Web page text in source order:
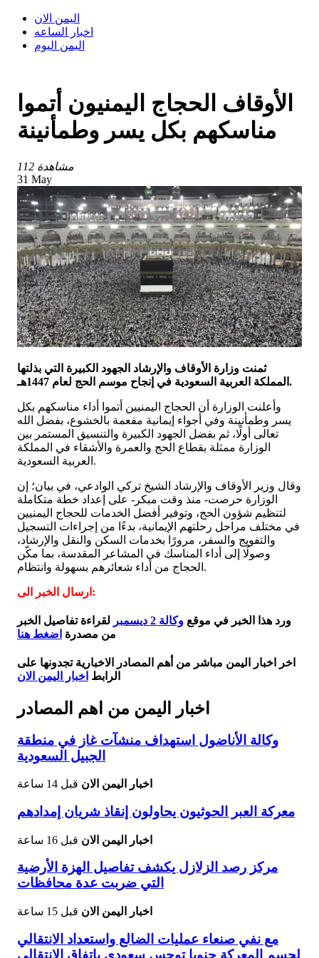
اليمن الان
اخبار الساعه
اليمن اليوم
الأوقاف الحجاج اليمنيون أتموا
مناسكهم بكل يسر وطمأنينة
112 مشاهدة
31 May
ثمنت وزارة الأوقاف والإرشاد الجهود الكبيرة التي بذلتها
المملكة العربية السعودية في إنجاح موسم الحج لعام 1447هـ.
وأعلنت الوزارة أن الحجاج اليمنيين أتموا أداء مناسكهم بكل
يسر وطمأنينة وفي أجواء إيمانية مفعمة بالخشوع، بفضل الله
تعالى أولًا، ثم بفضل الجهود الكبيرة والتنسيق المستمر بين
الوزارة ممثلة بقطاع الحج والعمرة والأشقاء في المملكة
العربية السعودية.
وقال وزير الأوقاف والإرشاد الشيخ تركي الوادعي، في بيان؛ إن
الوزارة حرصت- منذ وقت مبكر- على إعداد خطة متكاملة
لتنظيم شؤون الحج، وتوفير أفضل الخدمات للحجاج اليمنيين
في مختلف مراحل رحلتهم الإيمانية، بدءًا من إجراءات التسجيل
والتفويج والسفر، مرورًا بخدمات السكن والنقل والإرشاد،
وصولًا إلى أداء المناسك في المشاعر المقدسة، بما مكّن
الحجاج من أداء شعائرهم بسهولة وانتظام.
ارسال الخبر الى:
ورد هذا الخبر في موقع وكالة 2 ديسمبر
لقراءة تفاصيل الخبر
من مصدرة اضغط هنا
اخر اخبار اليمن مباشر من أهم المصادر الاخبارية تجدونها على
الرابط اخبار اليمن الان
اخبار اليمن من اهم المصادر
وكالة الأناضول استهداف منشآت غاز في منطقة
الجبيل السعودية
اخبار اليمن الان قبل 14 ساعة
معركة العبر الحوثيون يحاولون إنقاذ شريان إمدادهم
اخبار اليمن الان قبل 16 ساعة
مركز رصد الزلازل يكشف تفاصيل الهزة الأرضية
التي ضربت عدة محافظات
اخبار اليمن الان قبل 15 ساعة
مع نفي صنعاء عمليات الضالع واستعداد الانتقالي
لحسم المعركة جنوبا توجس سعودي باتفاق الانتقالي